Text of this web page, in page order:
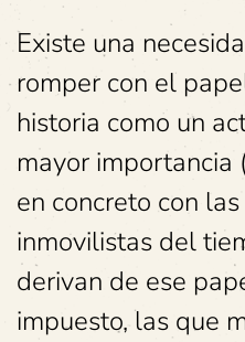
Existe una
romper con el
historia como un
mayor
en concreto con
inmovilistas del
derivan de ese
impuesto, las que